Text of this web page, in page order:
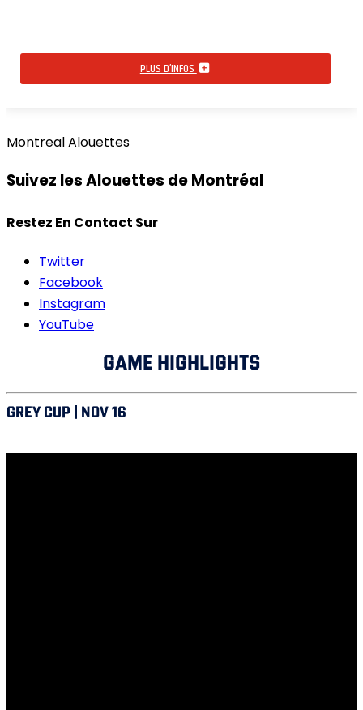
PLUS D’INFOS
Montreal Alouettes
Suivez les Alouettes de Montréal
Restez En Contact Sur
Twitter
Facebook
Instagram
YouTube
GAME HIGHLIGHTS
GREY CUP | NOV 16